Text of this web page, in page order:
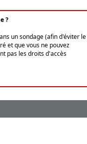
?
un sondage (afin d'éviter le
et que vous ne pouvez
pas les droits d'accès